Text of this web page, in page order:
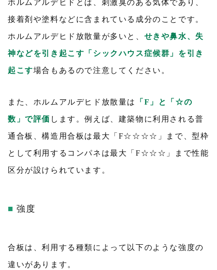
ホルムアルデヒドとは、刺激臭のある気体であり、
接着剤や塗料などに含まれている成分のことです。
ホルムアルデヒド放散量が多いと、 せきや鼻水、失
神などを引き起こす「シックハウス症候群」を引き
起こす場合もあるので注意してください。
また、ホルムアルデヒド放散量は 「F」と「☆の
数」で評価 します。例えば、建築物に利用される普
通合板、構造用合板は最大「F☆☆☆☆」まで、型枠
として利用するコンパネは最大「F☆☆☆」まで性能
区分が設けられています。
強度
合板は、利用する種類によって以下のような強度の
違いがあります。